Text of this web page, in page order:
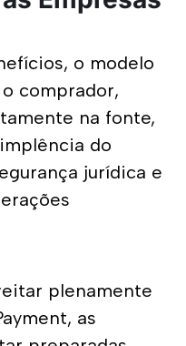
o modelo
comprador,
na fonte,
do
jurídica e
plenamente
as